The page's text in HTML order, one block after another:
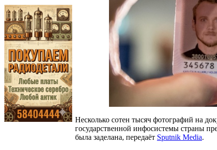
Несколько сотен тысяч фотографий на
государственной инфосистемы страны
была заделана, передаёт Sputnik Media.